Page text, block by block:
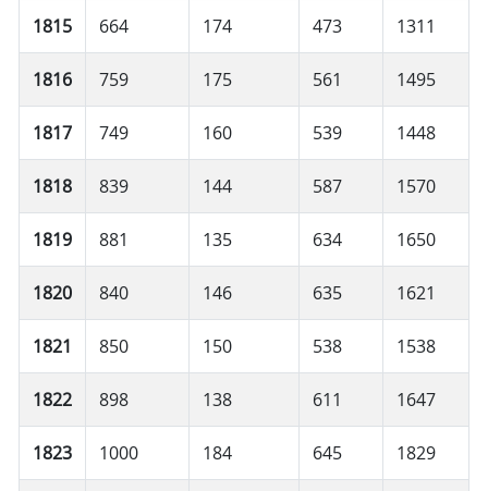
1815 664 174 473 1311
1816 759 175 561 1495
1817 749 160 539 1448
1818 839 144 587 1570
1819 881 135 634 1650
1820 840 146 635 1621
1821 850 150 538 1538
1822 898 138 611 1647
1823 1000 184 645 1829